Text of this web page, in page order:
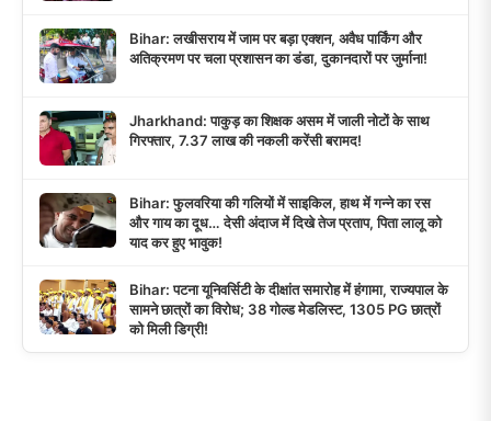
Bihar: लखीसराय में जाम पर बड़ा एक्शन, अवैध पार्किंग और
अतिक्रमण पर चला प्रशासन का डंडा, दुकानदारों पर जुर्माना!
Jharkhand: पाकुड़ का शिक्षक असम में जाली नोटों के साथ
गिरफ्तार, 7.37 लाख की नकली करेंसी बरामद!
Bihar: फुलवरिया की गलियों में साइकिल, हाथ में गन्ने का रस
और गाय का दूध… देसी अंदाज में दिखे तेज प्रताप, पिता लालू को
याद कर हुए भावुक!
Bihar: पटना यूनिवर्सिटी के दीक्षांत समारोह में हंगामा, राज्यपाल के
सामने छात्रों का विरोध; 38 गोल्ड मेडलिस्ट, 1305 PG छात्रों
को मिली डिग्री!